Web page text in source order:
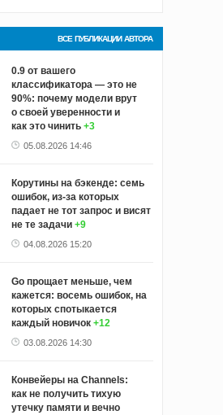
ВСЕ ПУБЛИКАЦИИ АВТОРА
0.9 от вашего
классификатора — это не
90%: почему модели врут
о своей уверенности и
как это чинить +3
05.08.2026 14:46
Корутины на бэкенде: семь
ошибок, из‑за которых
падает не тот запрос и висят
не те задачи +9
04.08.2026 15:20
Go прощает меньше, чем
кажется: восемь ошибок, на
которых спотыкается
каждый новичок +12
03.08.2026 14:30
Конвейеры на Channels:
как не получить тихую
утечку памяти и вечно